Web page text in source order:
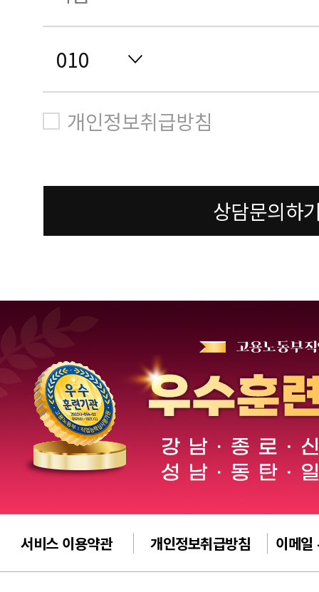
개인정보취급방침
상담문의하
서비스 이용약관 개인정보취급방침 이메일